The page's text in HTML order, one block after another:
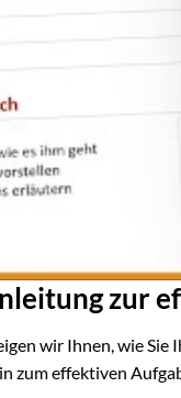
zur
wir Ihnen, wie
zum effektiven